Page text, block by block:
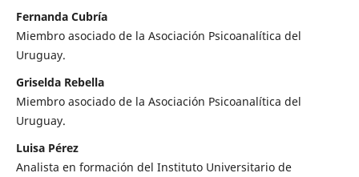
Fernanda Cubría
Miembro asociado de la Asociación Psicoanalítica del
Uruguay.
Griselda Rebella
Miembro asociado de la Asociación Psicoanalítica del
Uruguay.
Luisa Pérez
Analista en formación del Instituto Universitario de